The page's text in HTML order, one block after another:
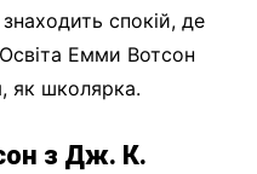
спокій, де
Емми Вотсон
як школярка.
з Дж. К.